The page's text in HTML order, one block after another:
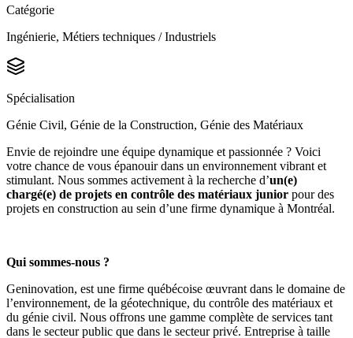
Catégorie
Ingénierie, Métiers techniques / Industriels
Spécialisation
Génie Civil, Génie de la Construction, Génie des Matériaux
Envie de rejoindre une équipe dynamique et passionnée ? Voici
votre chance de vous épanouir dans un environnement vibrant et
stimulant. Nous sommes activement à la recherche d’un(e)
chargé(e) de projets en contrôle des matériaux junior pour des
projets en construction au sein d’une firme dynamique à Montréal.
Qui sommes-nous ?
Geninovation, est une firme québécoise œuvrant dans le domaine de
l’environnement, de la géotechnique, du contrôle des matériaux et
du génie civil. Nous offrons une gamme complète de services tant
dans le secteur public que dans le secteur privé. Entreprise à taille